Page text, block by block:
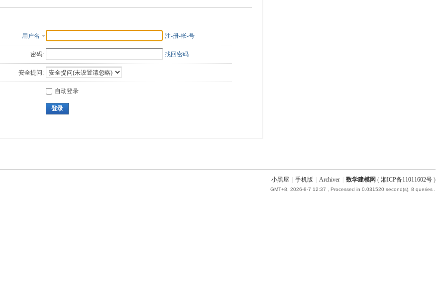
用户名 注-册-帐-号
密码: 找回密码
安全提问:
自动登录
登录
小黑屋 手机版 Archiver 数学建模网 ( 湘ICP备11011602号)
GMT+8, 2026-8-7 12:37 , Processed in 0.031520 second(s), 8 queries .